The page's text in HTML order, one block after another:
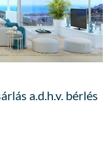
a.d.h.v. bérlés